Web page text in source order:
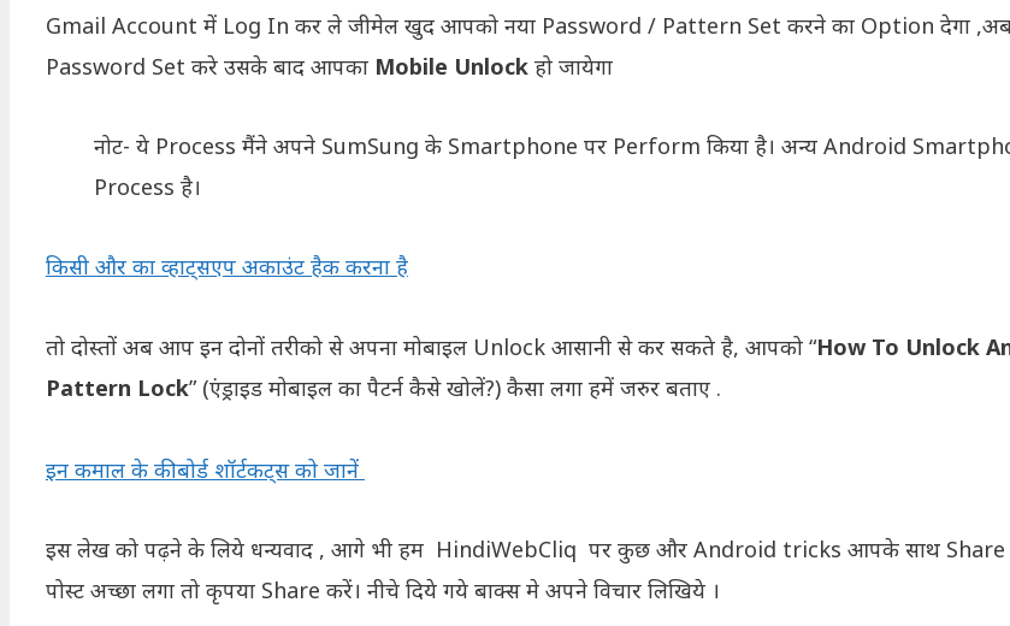
Gmail Account में Log In कर ले जीमेल खुद आपको नया Password / Pattern Set करने का Option देगा
Password Set करे उसके बाद आपका Mobile Unlock हो जायेगा
नोट- ये Process मैंने अपने SumSung के Smartphone पर Perform किया है। अन्य Android
Process है।
किसी और का व्हाट्सएप अकाउंट हैक करना है
तो दोस्तों अब आप इन दोनों तरीको से अपना मोबाइल Unlock आसानी से कर सकते है, आपको “How To Unlock
Pattern Lock” (एंड्राइड मोबाइल का पैटर्न कैसे खोलें?) कैसा लगा हमें जरुर बताए .
इन कमाल के कीबोर्ड शॉर्टकट्स को जानें
इस लेख को पढ़ने के लिये धन्यवाद , आगे भी हम HindiWebCliq पर कुछ और Android tricks आपके साथ
पोस्ट अच्छा लगा तो कृपया Share करें। नीचे दिये गये बाक्स मे अपने विचार लिखिये ।